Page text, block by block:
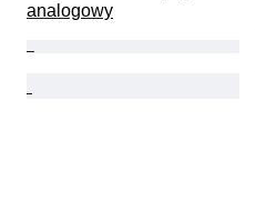
analogowy